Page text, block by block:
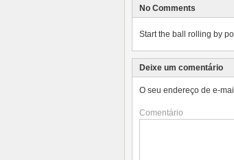
No Comments
Start the ball rolling by
Deixe um comentário
O seu endereço de e-
Comentário